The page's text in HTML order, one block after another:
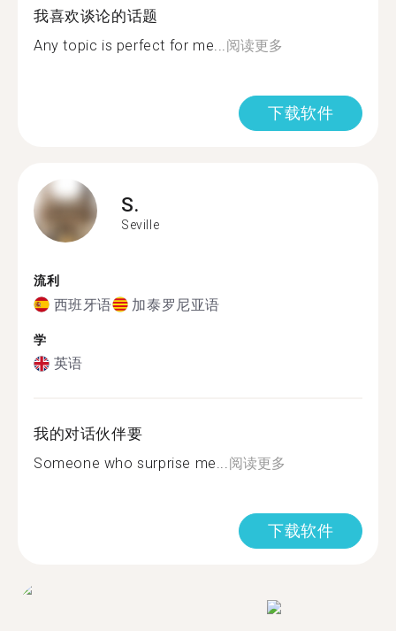
我喜欢谈论的话题
Any topic is perfect for me...阅读更多
下载软件
S.
Seville
流利
西班牙语 加泰罗尼亚语
学
英语
我的对话伙伴要
Someone who surprise me...阅读更多
下载软件